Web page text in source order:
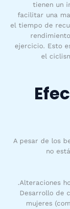
tienen un
facilitar una
el tiempo de
ejercicio. Esto
el
A pesar de los
no
Alteraciones
Desarrollo de
mujeres